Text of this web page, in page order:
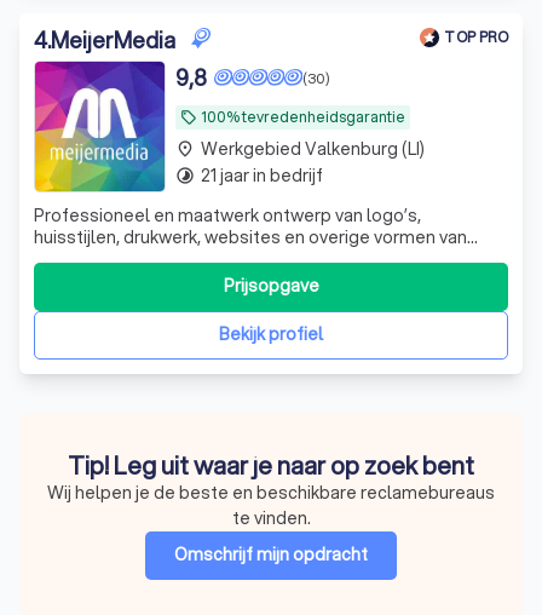
4.MeijerMedia TOP PRO
local_offer 100% tevredenheidsgarantie
(30)
9,8
Professioneel en maatwerk ontwerp van logo’s,
huisstijlen, drukwerk, websites en overige vormen van
creatieve communicatie. Flexibel, betrouwbaar, een
overvloed aan creativiteit en nette prijzen.
Bekijk profiel
Prijsopgave
place Werkgebied Valkenburg (LI)
timelapse 21 jaar in bedrijf
Tip! Leg uit waar je naar op zoek bent
Wij helpen je de beste en beschikbare reclamebureaus
te vinden.
Omschrijf mijn opdracht